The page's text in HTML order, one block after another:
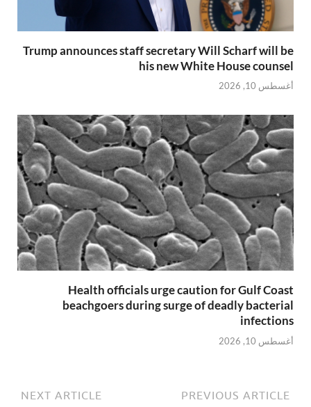
Trump announces staff secretary Will Scharf will be
his new White House counsel
أغسطس 10, 2026
Health officials urge caution for Gulf Coast
beachgoers during surge of deadly bacterial
infections
أغسطس 10, 2026
PREVIOUS ARTICLE
NEXT ARTICLE